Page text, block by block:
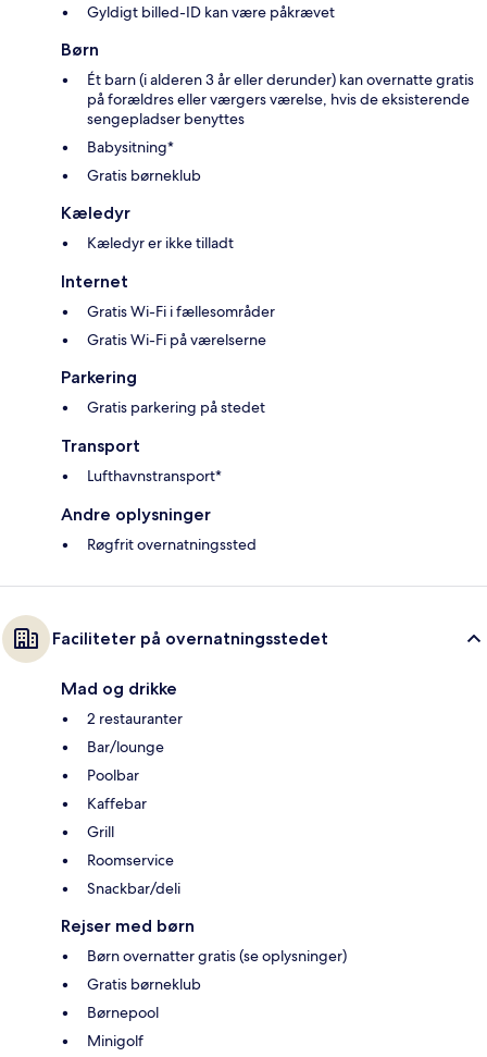
Gyldigt billed-ID kan være påkrævet
Børn
Ét barn (i alderen 3 år eller derunder) kan overnatte gratis
på forældres eller værgers værelse, hvis de eksisterende
sengepladser benyttes
Babysitning*
Gratis børneklub
Kæledyr
Kæledyr er ikke tilladt
Internet
Gratis Wi-Fi i fællesområder
Gratis Wi-Fi på værelserne
Parkering
Gratis parkering på stedet
Transport
Lufthavnstransport*
Andre oplysninger
Røgfrit overnatningssted
Faciliteter på overnatningsstedet
Mad og drikke
2 restauranter
Bar/lounge
Poolbar
Kaffebar
Grill
Roomservice
Snackbar/deli
Rejser med børn
Børn overnatter gratis (se oplysninger)
Gratis børneklub
Børnepool
Minigolf